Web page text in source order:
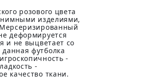
розового цвета
изделиями,
деформируется
и не выцветает со
футболка
-
-
качество ткани.